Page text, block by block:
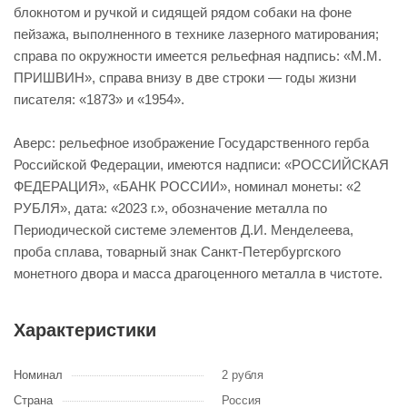
блокнотом и ручкой и сидящей рядом собаки на фоне
пейзажа, выполненного в технике лазерного матирования;
справа по окружности имеется рельефная надпись: «М.М.
ПРИШВИН», справа внизу в две строки — годы жизни
писателя: «1873» и «1954».
Аверс: рельефное изображение Государственного герба
Российской Федерации, имеются надписи: «РОССИЙСКАЯ
ФЕДЕРАЦИЯ», «БАНК РОССИИ», номинал монеты: «2
РУБЛЯ», дата: «2023 г.», обозначение металла по
Периодической системе элементов Д.И. Менделеева,
проба сплава, товарный знак Санкт-Петербургского
монетного двора и масса драгоценного металла в чистоте.
Характеристики
Номинал
2 рубля
Страна
Россия